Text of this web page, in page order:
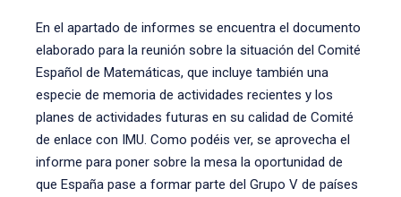
En el apartado de informes se encuentra el documento
elaborado para la reunión sobre la situación del Comité
Español de Matemáticas, que incluye también una
especie de memoria de actividades recientes y los
planes de actividades futuras en su calidad de Comité
de enlace con IMU. Como podéis ver, se aprovecha el
informe para poner sobre la mesa la oportunidad de
que España pase a formar parte del Grupo V de países